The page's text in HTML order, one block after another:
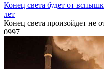
Конец света будет от
лет
Конец света произойдет не
0997